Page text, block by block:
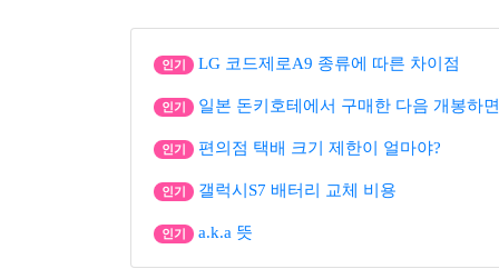
인기 LG 코드제로A9 종류에 따른 차이점
인기 일본 돈키호테에서 구매한 다음 개봉하
인기 편의점 택배 크기 제한이 얼마야?
인기 갤럭시S7 배터리 교체 비용
인기 a.k.a 뜻